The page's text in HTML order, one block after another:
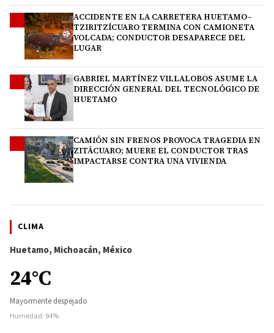
ACCIDENTE EN LA CARRETERA HUETAMO–
TZIRITZÍCUARO TERMINA CON CAMIONETA
VOLCADA; CONDUCTOR DESAPARECE DEL
LUGAR
GABRIEL MARTÍNEZ VILLALOBOS ASUME LA
DIRECCIÓN GENERAL DEL TECNOLÓGICO DE
HUETAMO
CAMIÓN SIN FRENOS PROVOCA TRAGEDIA EN
ZITÁCUARO; MUERE EL CONDUCTOR TRAS
IMPACTARSE CONTRA UNA VIVIENDA
CLIMA
Huetamo, Michoacán, México
24°C
Mayormente despejado
Humedad: 94%